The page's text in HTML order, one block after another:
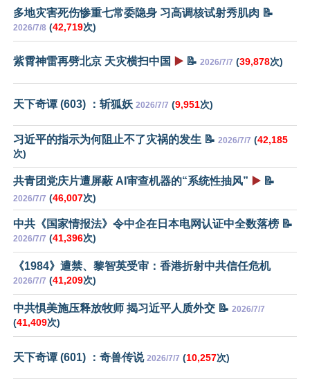
多地灾害死伤惨重七常委隐身 习高调核试射秀肌肉 📝
2026/7/8 (42,719次)
紫霄神雷再劈北京 天灾横扫中国 ▶️ 📝 2026/7/7 (39,878次)
天下奇谭 (603) ：斩狐妖 2026/7/7 (9,951次)
习近平的指示为何阻止不了灾祸的发生 📝 2026/7/7 (42,185
次)
共青团党庆片遭屏蔽 AI审查机器的“系统性抽风” ▶️ 📝
2026/7/7 (46,007次)
中共《国家情报法》令中企在日本电网认证中全数落榜 📝
2026/7/7 (41,396次)
《1984》遭禁、黎智英受审：香港折射中共信任危机
2026/7/7 (41,209次)
中共惧美施压释放牧师 揭习近平人质外交 📝 2026/7/7
(41,409次)
天下奇谭 (601) ：奇兽传说 2026/7/7 (10,257次)